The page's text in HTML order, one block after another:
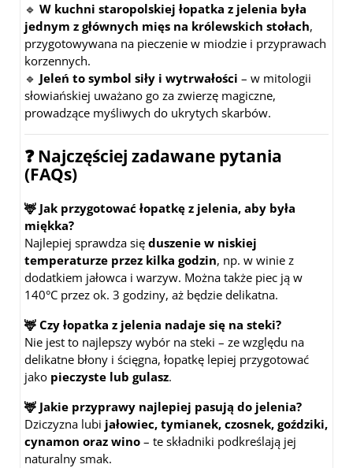
🔹 W kuchni staropolskiej łopatka z jelenia była
jednym z głównych mięs na królewskich stołach,
przygotowywana na pieczenie w miodzie i przyprawach
korzennych.
🔹 Jeleń to symbol siły i wytrwałości – w mitologii
słowiańskiej uważano go za zwierzę magiczne,
prowadzące myśliwych do ukrytych skarbów.
❓Najczęściej zadawane pytania
(FAQs)
🦌 Jak przygotować łopatkę z jelenia, aby była
miękka?
Najlepiej sprawdza się duszenie w niskiej
temperaturze przez kilka godzin, np. w winie z
dodatkiem jałowca i warzyw. Można także piec ją w
140°C przez ok. 3 godziny, aż będzie delikatna.
🦌 Czy łopatka z jelenia nadaje się na steki?
Nie jest to najlepszy wybór na steki – ze względu na
delikatne błony i ścięgna, łopatkę lepiej przygotować
jako pieczyste lub gulasz.
🦌 Jakie przyprawy najlepiej pasują do jelenia?
Dziczyzna lubi jałowiec, tymianek, czosnek, goździki,
cynamon oraz wino – te składniki podkreślają jej
naturalny smak.